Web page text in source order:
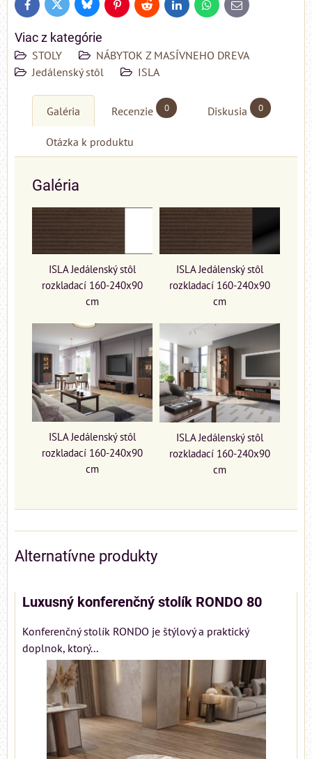
FacebookTwitter BlueskyPinterestReddit LinkedInWhatsApp
E-
mail
Viac z kategórie
STOLY
NÁBYTOK Z MASÍVNEHO DREVA
Jedálenský stôl
ISLA
Galéria Recenzie 0 Diskusia 0
Otázka k produktu
Galéria
ISLA Jedálenský stôl
rozkladací 160-240x90
cm
ISLA Jedálenský stôl
rozkladací 160-240x90
cm
ISLA Jedálenský stôl
rozkladací 160-240x90
cm
ISLA Jedálenský stôl
rozkladací 160-240x90
cm
Alternatívne produkty
Luxusný konferenčný stolík RONDO 80
Konferenčný stolík RONDO je štýlový a praktický
doplnok, ktorý...